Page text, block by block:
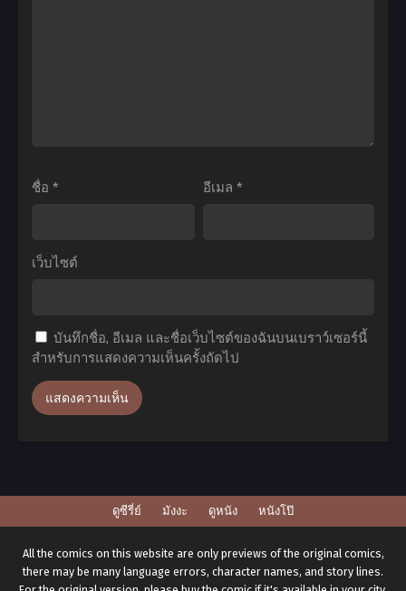
ไทย
รมย์
ไทย+ซับ
ไทย
ชื่อ * อีเมล *
เว็บไซต์
บันทึกชื่อ, อีเมล และชื่อเว็บไซต์ของฉันบนเบราว์เซอร์นี้
สำหรับการแสดงความเห็นครั้งถัดไป
ดูซีรี่ย์ มังงะ ดูหนัง หนังโป๊
All the comics on this website are only previews of the original comics,
there may be many language errors, character names, and story lines.